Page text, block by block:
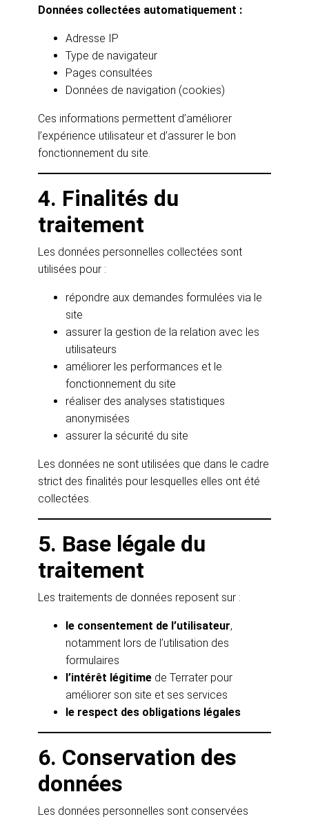
Données collectées automatiquement :
Adresse IP
Type de navigateur
Pages consultées
Données de navigation (cookies)
Ces informations permettent d’améliorer
l’expérience utilisateur et d’assurer le bon
fonctionnement du site.
4. Finalités du
traitement
Les données personnelles collectées sont
utilisées pour :
répondre aux demandes formulées via le
site
assurer la gestion de la relation avec les
utilisateurs
améliorer les performances et le
fonctionnement du site
réaliser des analyses statistiques
anonymisées
assurer la sécurité du site
Les données ne sont utilisées que dans le cadre
strict des finalités pour lesquelles elles ont été
collectées.
5. Base légale du
traitement
Les traitements de données reposent sur :
le consentement de l’utilisateur,
notamment lors de l’utilisation des
formulaires
l’intérêt légitime de Terrater pour
améliorer son site et ses services
le respect des obligations légales
6. Conservation des
données
Les données personnelles sont conservées